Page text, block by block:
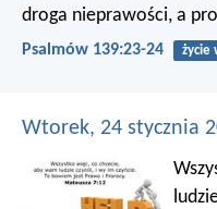
droga nieprawości, a
Psalmów 139:23-24 życie
Wtorek, 24 stycznia